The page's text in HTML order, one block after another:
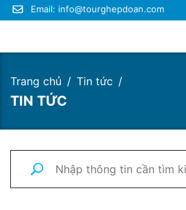
Email: info@tourghepdoan.com
Trang chủ Tin tức
TIN TỨC